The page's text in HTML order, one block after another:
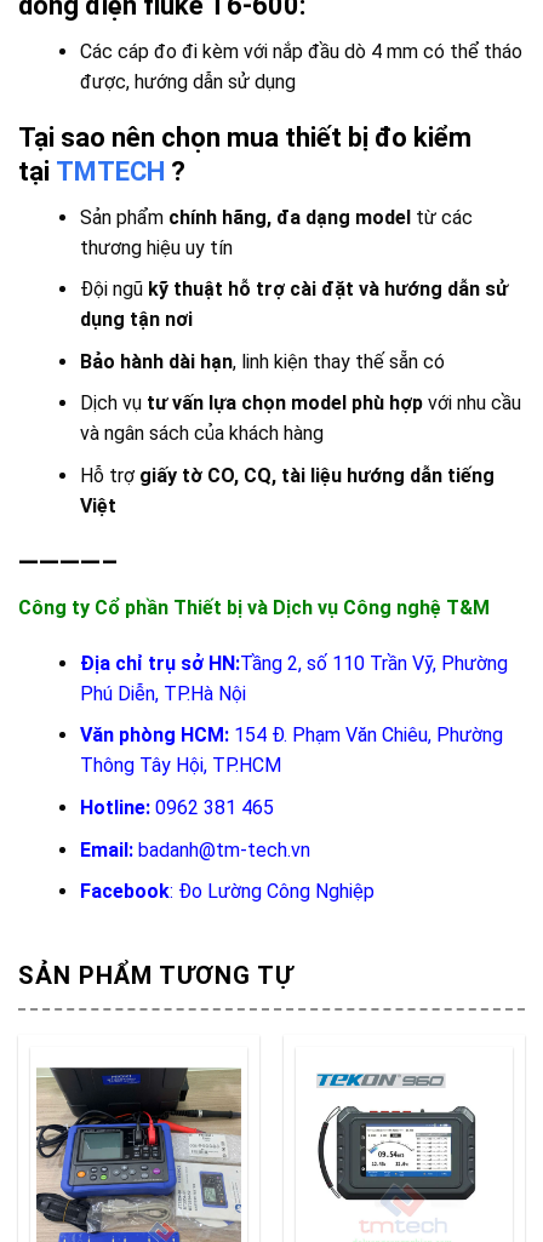
Các cáp đo đi kèm với nắp đầu dò 4 mm có thể tháo
được, hướng dẫn sử dụng
Tại sao nên chọn mua thiết bị đo kiểm
tại TMTECH ?
Sản phẩm chính hãng, đa dạng modeltừ các
thương hiệu uy tín
Đội ngũ kỹ thuật hỗ trợ cài đặt và hướng dẫn sử
dụng tận nơi
Bảo hành dài hạn, linh kiện thay thế sẵn có
Dịch vụ tư vấn lựa chọn model phù hợpvới nhu cầu
và ngân sách của khách hàng
Hỗ trợ giấy tờ CO, CQ, tài liệu hướng dẫn tiếng
Việt
————–
Công ty Cổ phần Thiết bị và Dịch vụ Công nghệ T&M
Địa chỉ trụ sở HN:Tầng 2, số 110 Trần Vỹ, Phường
Phú Diễn, TP.Hà Nội
Văn phòng HCM:154 Đ. Phạm Văn Chiêu, Phường
Thông Tây Hội, TP.HCM
Hotline: 0962 381 465
Email: badanh@tm-tech.vn
Facebook: Đo Lường Công Nghiệp
SẢN PHẨM TƯƠNG TỰ